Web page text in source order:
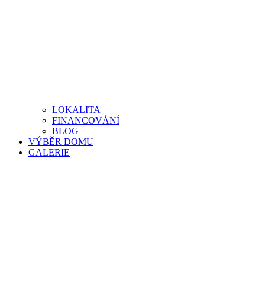
LOKALITA
FINANCOVÁNÍ
BLOG
VÝBĚR DOMU
GALERIE